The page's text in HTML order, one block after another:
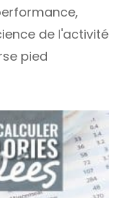
,
de l'activité
pied